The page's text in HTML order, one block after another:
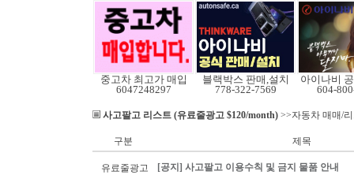
중고차 최고가 매입
6047248297
블랙박스 판매,설치
778-322-7569
아이나비
604-
사고팔고 리스트 (유료줄광고 $120/month) >>자동차 매매/
구분 제목
유료줄광고 [공지] 사고팔고 이용수칙 및 금지 물품 안내